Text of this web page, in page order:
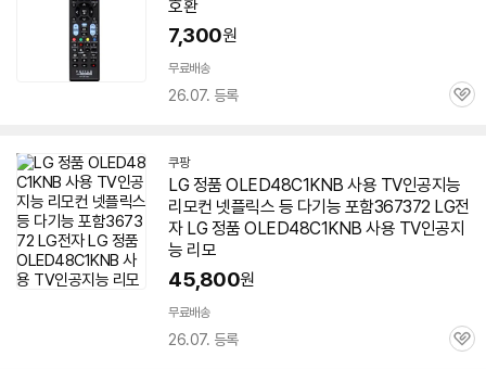
버
이
호환
7,300원
무료배송
26.07. 등록
관
쿠팡
LG 정품 OLED48C1KNB 사용 TV인공지능
리모컨 넷플릭스 등 다기능 포함367372 LG전
자 LG 정품 OLED48C1KNB 사용 TV인공지
능 리모
45,800원
무료배송
26.07. 등록
관